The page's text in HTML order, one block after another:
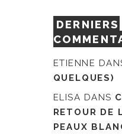
DERNIERS
ETIENNE
QUELQUES)
ELISA DANS
RETOUR DE
PEAUX